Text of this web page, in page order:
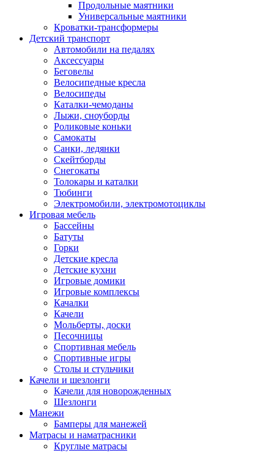
Продольные маятники
Универсальные маятники
Кроватки-трансформеры
Детский транспорт
Автомобили на педалях
Аксессуары
Беговелы
Велосипедные кресла
Велосипеды
Каталки-чемоданы
Лыжи, сноуборды
Роликовые коньки
Самокаты
Санки, ледянки
Скейтборды
Снегокаты
Толокары и каталки
Тюбинги
Электромобили, электромотоциклы
Игровая мебель
Бассейны
Батуты
Горки
Детские кресла
Детские кухни
Игровые домики
Игровые комплексы
Качалки
Качели
Мольберты, доски
Песочницы
Спортивная мебель
Спортивные игры
Столы и стульчики
Качели и шезлонги
Качели для новорожденных
Шезлонги
Манежи
Бамперы для манежей
Матрасы и наматрасники
Круглые матрасы